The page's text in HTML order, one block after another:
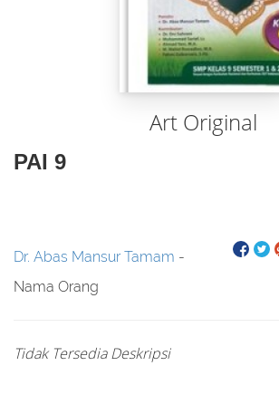
Art Original
PAI 9
Dr. Abas Mansur Tamam -
Nama Orang
Tidak Tersedia Deskripsi